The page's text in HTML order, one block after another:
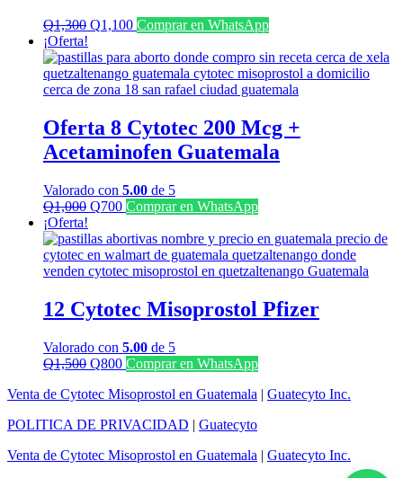
Q1,300 El
original
era:
Q1,300.
Q1,100El
actual
es:
Q1,100.
Comprar en WhatsApp
¡Oferta!
Oferta 8 Cytotec 200 Mcg +
Acetaminofen Guatemala
Valorado con 5.00 de 5
Q1,000 El
original
era:
Q1,000.
Q700El
actual
es:
Q700.
Comprar en WhatsApp
¡Oferta!
12 Cytotec Misoprostol Pfizer
Valorado con 5.00 de 5
Q1,500 El
original
Q1,500.
Q800El
actual
Q800.
Comprar en WhatsApp
Venta de Cytotec Misoprostol en Guatemala | Guatecyto Inc.
POLITICA DE PRIVACIDAD | Guatecyto
Venta de Cytotec Misoprostol en Guatemala | Guatecyto Inc.